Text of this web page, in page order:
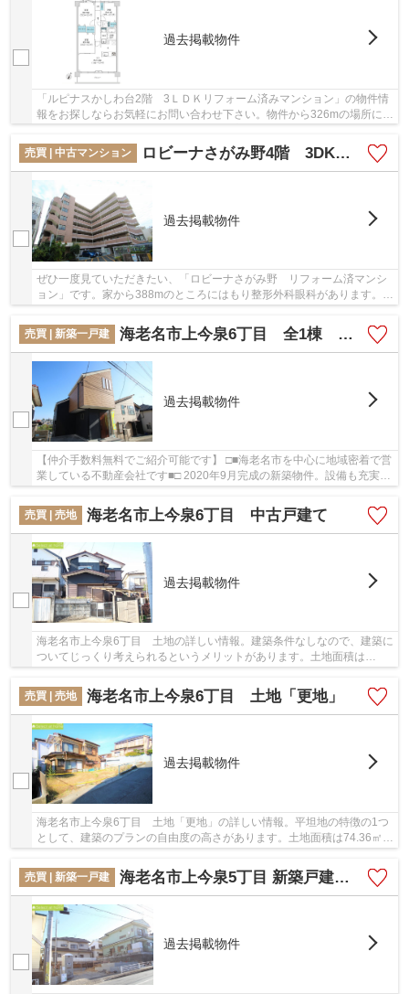
過去掲載物件
「ルピナスかしわ台2階 3ＬＤＫリフォーム済みマンション」の物件情
報をお探しならお気軽にお問い合わせ下さい。物件から326mの場所にコ
売買 | 中古マンション
ロビーナさがみ野4階 3DK リフォーム済マンション
過去掲載物件
ぜひ一度見ていただきたい、「ロビーナさがみ野 リフォーム済マンシ
ョン」です。家から388mのところにはもり整形外科眼科があります。薬
売買 | 新築一戸建
海老名市上今泉6丁目 全1棟 新築戸建て【仲介手数料無料】
過去掲載物件
【仲介手数料無料でご紹介可能です】 □■海老名市を中心に地域密着で営
業している不動産会社です■□ 2020年9月完成の新築物件。設備も充実し
売買 | 売地
海老名市上今泉6丁目 中古戸建て
過去掲載物件
海老名市上今泉6丁目 土地の詳しい情報。建築条件なしなので、建築に
ついてじっくり考えられるというメリットがあります。土地面積は
売買 | 売地
海老名市上今泉6丁目 土地「更地」
過去掲載物件
海老名市上今泉6丁目 土地「更地」の詳しい情報。平坦地の特徴の1つ
として、建築のプランの自由度の高さがあります。土地面積は74.36㎡
売買 | 新築一戸建
海老名市上今泉5丁目 新築戸建て 全1棟【仲介手数料無料】
過去掲載物件